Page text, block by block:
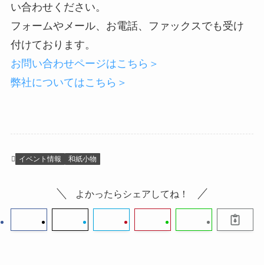
い合わせください。
フォームやメール、お電話、ファックスでも受け
付けております。
お問い合わせページはこちら＞
弊社についてはこちら＞
イベント情報 和紙小物
よかったらシェアしてね！